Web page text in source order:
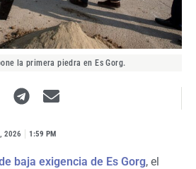
la primera piedra en Es Gorg.
2026 1:59 PM
baja exigencia de Es Gorg, el